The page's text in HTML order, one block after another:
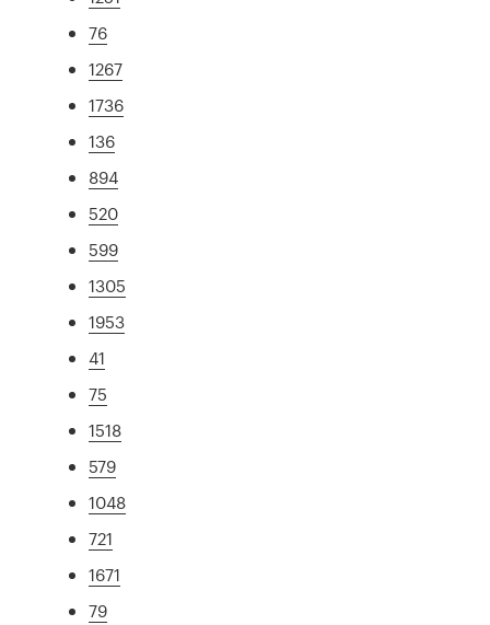
76
1267
1736
136
894
520
599
1305
1953
41
75
1518
579
1048
721
1671
79